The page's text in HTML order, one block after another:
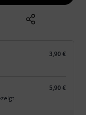
3,90 €
5,90 €